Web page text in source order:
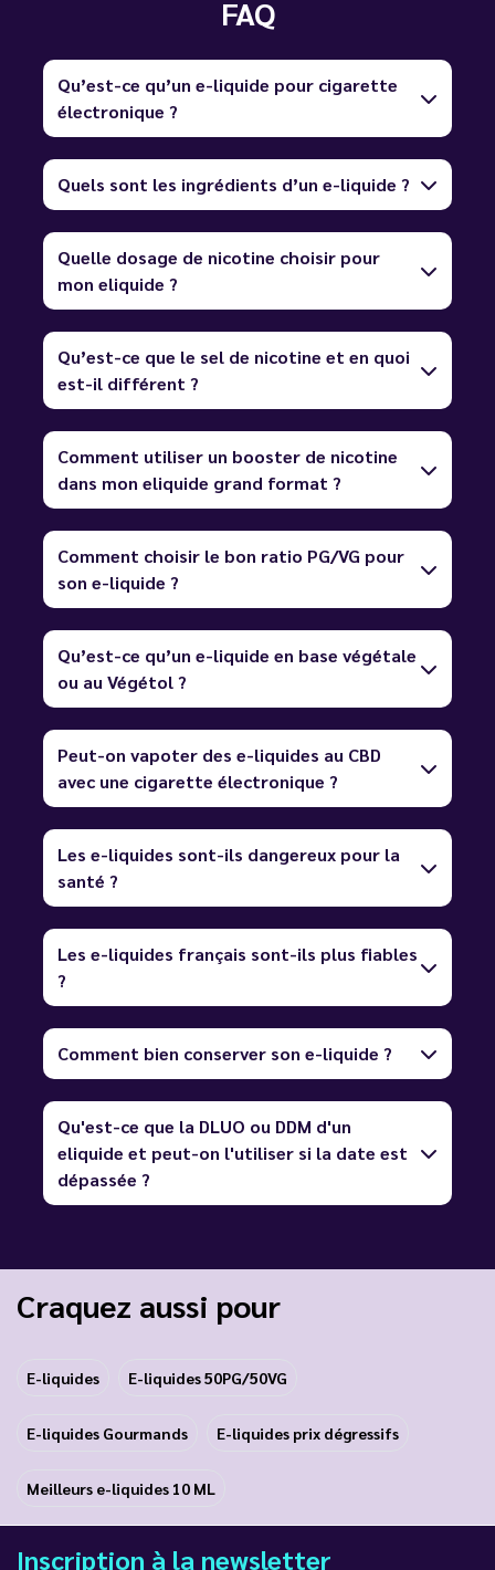
FAQ
Qu’est-ce qu’un e-liquide pour cigarette
électronique ?
Quels sont les ingrédients d’un e-liquide ?
Quelle dosage de nicotine choisir pour
mon eliquide ?
Qu’est-ce que le sel de nicotine et en quoi
est-il différent ?
Comment utiliser un booster de nicotine
dans mon eliquide grand format ?
Comment choisir le bon ratio PG/VG pour
son e-liquide ?
Qu’est-ce qu’un e-liquide en base végétale
ou au Végétol ?
Peut-on vapoter des e-liquides au CBD
avec une cigarette électronique ?
Les e-liquides sont-ils dangereux pour la
santé ?
Les e-liquides français sont-ils plus fiables
?
Comment bien conserver son e-liquide ?
Qu'est-ce que la DLUO ou DDM d'un
eliquide et peut-on l'utiliser si la date est
dépassée ?
Craquez aussi pour
E-liquides E-liquides 50PG/50VG
E-liquides Gourmands E-liquides prix dégressifs
Meilleurs e-liquides 10 ML
Inscription à la newsletter